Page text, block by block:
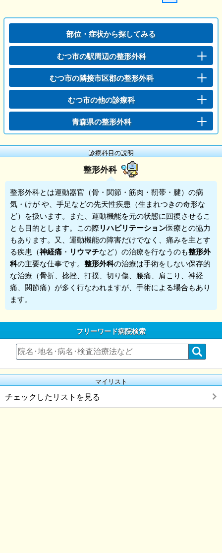
部位・症状から探してみる
むつ市の駅周辺の整形外科
むつ市の隣接市区郡の整形外科
むつ市の他の診療科
青森県の整形外科
診療科目の説明
整形外科
整形外科とは運動器官（骨・関節・筋肉・靭帯・腱）の病
気・けが や、手足などの先天性疾患（生まれつきの奇形な
ど）を扱います。また、運動機能を元の状態に回復させるこ
とも目的とします。この際リハビリテーション医療との協力
もあります。又、運動機能の障害だけでなく、痛みを主とす
る疾患（神経痛 ・ リウマチなど）の治療を行なうのも整形外
科の主要な仕事です。 整形外科の治療は手術をしない保存的
な治療（骨折、捻挫、打撲、切り傷、腰痛、肩こり、神経
痛、関節痛）が多く行なわれますが、手術による場合もあり
ます。
フリーワード病院検索
マイリスト
チェックしたリストを見る